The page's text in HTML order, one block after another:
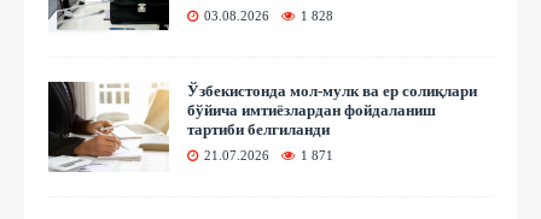
03.08.2026 1 828
Ўзбекистонда мол-мулк ва ер солиқлари
бўйича имтиёзлардан фойдаланиш
тартиби белгиланди
21.07.2026 1 871